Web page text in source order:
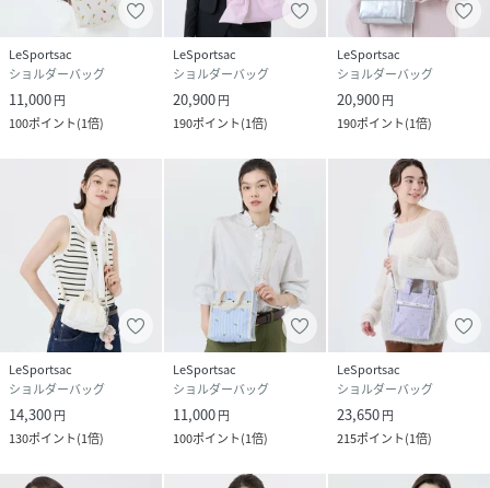
LeSportsac
ショルダーバッグ
11,000円
100ポイント(1倍)
LeSportsac
ショルダーバッグ
20,900円
190ポイント(1倍)
LeSportsac
ショルダーバッグ
20,900円
190ポイント(1倍)
LeSportsac
ショルダーバッグ
14,300円
130ポイント(1倍)
LeSportsac
ショルダーバッグ
11,000円
100ポイント(1倍)
LeSportsac
ショルダーバッグ
23,650円
215ポイント(1倍)